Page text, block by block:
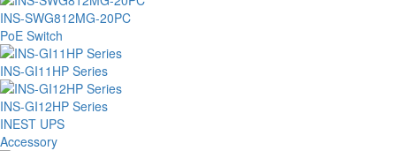
INS-SWG812MG-20PC
PoE Switch
INS-GI11HP Series
INS-GI12HP Series
INEST UPS
Accessory